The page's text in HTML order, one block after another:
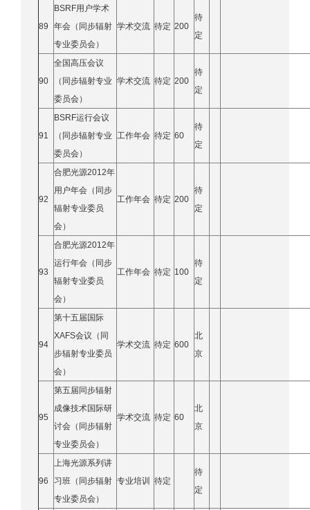
89
BSRF用户学术
年会（同步辐射
专业委员会）
学术交流 待定 200
待
定
90
全国高压会议
（同步辐射专业
委员会）
学术交流 待定 200
待
定
91
BSRF运行会议
（同步辐射专业
委员会）
工作年会 待定 60
待
定
92
合肥光源2012年
用户年会（同步
辐射专业委员
会）
工作年会 待定 200
待
定
93
合肥光源2012年
运行年会（同步
辐射专业委员
会）
工作年会 待定 100
待
定
94
第十五届国际
XAFS会议（同
步辐射专业委员
会）
学术交流 待定 600
北
京
95
第五届同步辐射
成像技术国际研
讨会（同步辐射
专业委员会）
学术交流 待定 60
北
京
96
上海光源系列讲
习班（同步辐射
专业委员会）
专业培训 待定
待
定